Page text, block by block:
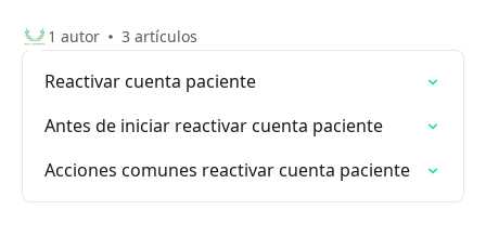
1 autor 3 artículos
Reactivar cuenta paciente
Antes de iniciar reactivar cuenta paciente
Acciones comunes reactivar cuenta paciente